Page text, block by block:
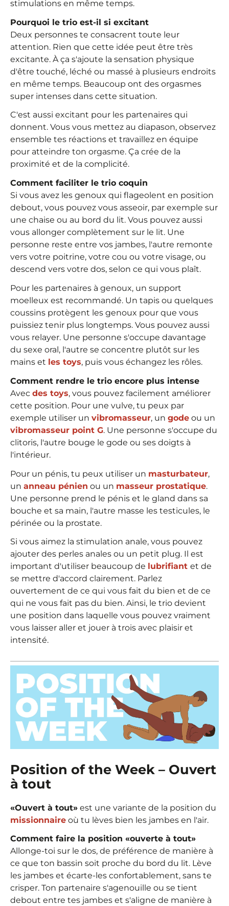
stimulations en même temps.
Pourquoi le trio est-il si excitant
Deux personnes te consacrent toute leur
attention. Rien que cette idée peut être très
excitante. À ça s'ajoute la sensation physique
d'être touché, léché ou massé à plusieurs endroits
en même temps. Beaucoup ont des orgasmes
super intenses dans cette situation.
C'est aussi excitant pour les partenaires qui
donnent. Vous vous mettez au diapason, observez
ensemble tes réactions et travaillez en équipe
pour atteindre ton orgasme. Ça crée de la
proximité et de la complicité.
Comment faciliter le trio coquin
Si vous avez les genoux qui flageolent en position
debout, vous pouvez vous asseoir, par exemple sur
une chaise ou au bord du lit. Vous pouvez aussi
vous allonger complètement sur le lit. Une
personne reste entre vos jambes, l'autre remonte
vers votre poitrine, votre cou ou votre visage, ou
descend vers votre dos, selon ce qui vous plaît.
Pour les partenaires à genoux, un support
moelleux est recommandé. Un tapis ou quelques
coussins protègent les genoux pour que vous
puissiez tenir plus longtemps. Vous pouvez aussi
vous relayer. Une personne s'occupe davantage
du sexe oral, l'autre se concentre plutôt sur les
mains et les toys, puis vous échangez les rôles.
Comment rendre le trio encore plus intense
Avec des toys, vous pouvez facilement améliorer
cette position. Pour une vulve, tu peux par
exemple utiliser un vibromasseur, un gode ou un
vibromasseur point G. Une personne s'occupe du
clitoris, l'autre bouge le gode ou ses doigts à
l'intérieur.
Pour un pénis, tu peux utiliser un masturbateur,
un anneau pénien ou un masseur prostatique.
Une personne prend le pénis et le gland dans sa
bouche et sa main, l'autre masse les testicules, le
périnée ou la prostate.
Si vous aimez la stimulation anale, vous pouvez
ajouter des perles anales ou un petit plug. Il est
important d'utiliser beaucoup de lubrifiant et de
se mettre d'accord clairement. Parlez
ouvertement de ce qui vous fait du bien et de ce
qui ne vous fait pas du bien. Ainsi, le trio devient
une position dans laquelle vous pouvez vraiment
vous laisser aller et jouer à trois avec plaisir et
intensité.
Position of the Week – Ouvert
à tout
«Ouvert à tout» est une variante de la position du
missionnaire où tu lèves bien les jambes en l'air.
Comment faire la position «ouverte à tout»
Allonge-toi sur le dos, de préférence de manière à
ce que ton bassin soit proche du bord du lit. Lève
les jambes et écarte-les confortablement, sans te
crisper. Ton partenaire s'agenouille ou se tient
debout entre tes jambes et s'aligne de manière à